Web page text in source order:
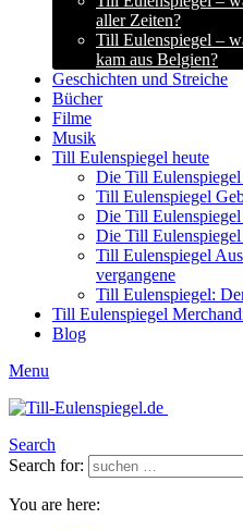
aller Zeiten?
Till Eulenspiegel –
kam aus Belgien?
Geschichten und Streiche
Bücher
Filme
Musik
Till Eulenspiegel heute
Die Till
Till Eulenspiegel
Die Till Eulenspiegel
Die Till Eulenspiegel
Till Eulenspiegel
vergangene
Till Eulenspiegel:
Till Eulenspiegel
Blog
Menu
Search
Search for:
You are here: